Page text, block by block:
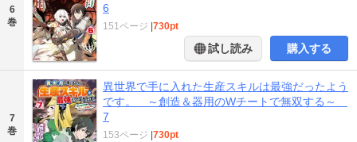
6
巻
6
151ページ |730pt
試し読み 購入する
7
巻
異世界で手に入れた生産スキルは最強だったよう
です。 ～創造＆器用のWチートで無双する～
7
153ページ |730pt